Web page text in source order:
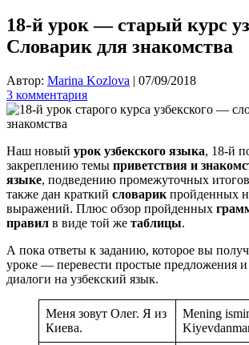
18-й урок — старый курс
Словарик для знакомства
Автор: Marina Kozlova | 07/09/2018
3 комментария
Наш новый урок узбекского языка, 18-й
закреплению темы приветствия и
языке, подведению промежуточных
также дан краткий словарик пройденных
выражений. Плюс обзор пройденных
правил в виде той же таблицы.
А пока ответы к заданию, которое вы
уроке — перевести простые предложения и
диалоги на узбекский язык.
Меня зовут Олег. Я из
Киева.
Mening